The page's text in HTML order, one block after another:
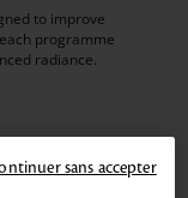
to improve
programme
radiance.
sans accepter